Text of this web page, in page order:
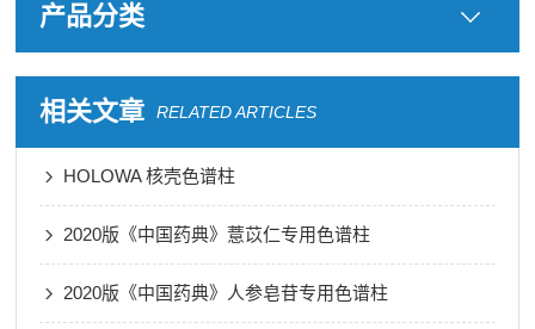
产品分类
相关文章 RELATED ARTICLES
HOLOWA 核壳色谱柱
2020版《中国药典》薏苡仁专用色谱柱
2020版《中国药典》人参皂苷专用色谱柱